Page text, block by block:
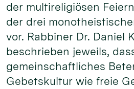
der multireligiösen
der drei
vor. Rabbiner Dr. Daniel
beschrieben jeweils,
gemeinschaftliches
Gebetskultur wie freie